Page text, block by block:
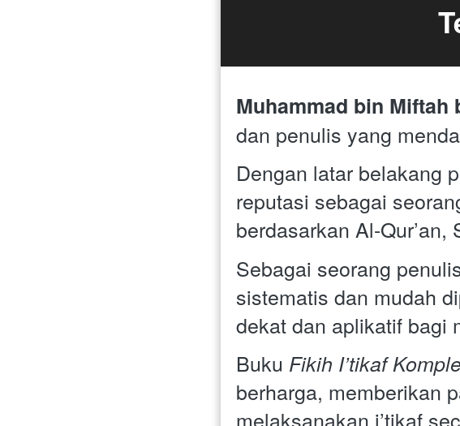
Muhammad bin Miftah
dan penulis yang
Dengan latar belakang
reputasi sebagai
berdasarkan Al-
Sebagai seorang
sistematis dan mudah
dekat dan aplikatif bagi
Buku Fikih I’tikaf
berharga, memberikan
melaksanakan i’tikaf